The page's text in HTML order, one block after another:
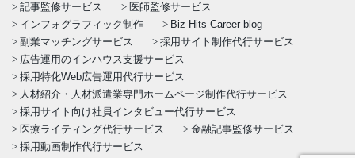
記事監修サービス
医師監修サービス
インフォグラフィック制作
Biz Hits Career blog
副業マッチングサービス
採用サイト制作代行サービス
広告運用のインハウス支援サービス
採用特化Web広告運用代行サービス
人材紹介・人材派遣業専門ホームページ制作代行サービス
採用サイト向け社員インタビュー代行サービス
医療ライティング代行サービス
金融記事監修サービス
採用動画制作代行サービス